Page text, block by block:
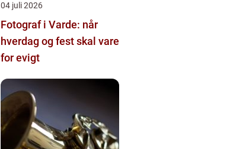
04 juli 2026
Fotograf i Varde: når
hverdag og fest skal vare
for evigt